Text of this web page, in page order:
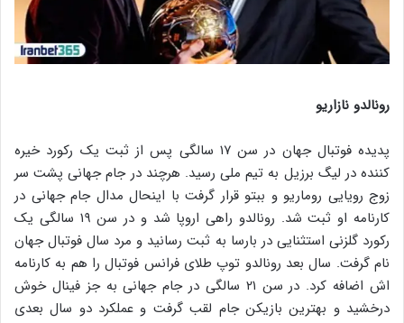
رونالدو نازاریو
پدیده فوتبال جهان در سن ۱۷ سالگی پس از ثبت یک رکورد خیره
کننده در لیگ برزیل به تیم ملی رسید. هرچند در جام جهانی پشت سر
زوج رویایی روماریو و ببتو قرار گرفت با اینحال مدال جام جهانی در
کارنامه او ثبت شد. رونالدو راهی اروپا شد و در سن ۱۹ سالگی یک
رکورد گلزنی استثنایی در بارسا به ثبت رسانید و مرد سال فوتبال جهان
نام گرفت. سال بعد رونالدو توپ طلای فرانس فوتبال را هم به کارنامه
اش اضافه کرد. در سن ۲۱ سالگی در جام جهانی به جز فینال خوش
درخشید و بهترین بازیکن جام لقب گرفت و عملکرد دو سال بعدی